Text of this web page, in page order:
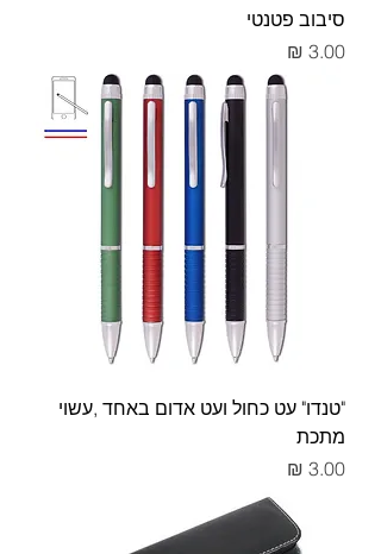
סיבוב פטנטי
מחיר
"טנדו" עט כחול ועט אדום באחד ,עשוי
מתכת
מחיר